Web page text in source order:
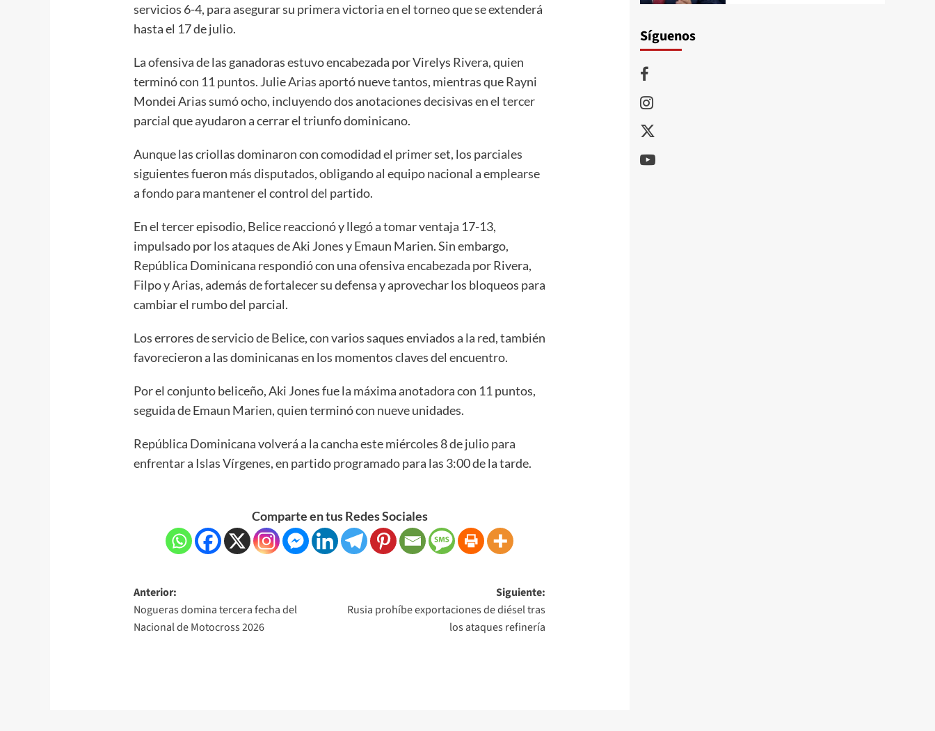
servicios 6-4, para asegurar su primera victoria en el torneo que se extenderá
hasta el 17 de julio.
La ofensiva de las ganadoras estuvo encabezada por Virelys Rivera, quien
terminó con 11 puntos. Julie Arias aportó nueve tantos, mientras que Rayni
Mondei Arias sumó ocho, incluyendo dos anotaciones decisivas en el tercer
parcial que ayudaron a cerrar el triunfo dominicano.
Aunque las criollas dominaron con comodidad el primer set, los parciales
siguientes fueron más disputados, obligando al equipo nacional a emplearse
a fondo para mantener el control del partido.
En el tercer episodio, Belice reaccionó y llegó a tomar ventaja 17-13,
impulsado por los ataques de Aki Jones y Emaun Marien. Sin embargo,
República Dominicana respondió con una ofensiva encabezada por Rivera,
Filpo y Arias, además de fortalecer su defensa y aprovechar los bloqueos para
cambiar el rumbo del parcial.
Los errores de servicio de Belice, con varios saques enviados a la red, también
favorecieron a las dominicanas en los momentos claves del encuentro.
Por el conjunto beliceño, Aki Jones fue la máxima anotadora con 11 puntos,
seguida de Emaun Marien, quien terminó con nueve unidades.
República Dominicana volverá a la cancha este miércoles 8 de julio para
enfrentar a Islas Vírgenes, en partido programado para las 3:00 de la tarde.
Comparte en tus Redes Sociales
Anterior:
Nogueras domina tercera fecha del
Nacional de Motocross 2026
Siguiente:
Rusia prohíbe exportaciones de diésel tras
los ataques refinería
Síguenos